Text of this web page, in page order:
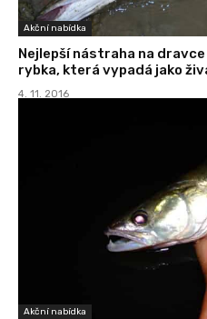
Akční nabídka
Nejlepší nástraha na
rybka, která vypadá jako
4. 11. 2016
Akční nabídka